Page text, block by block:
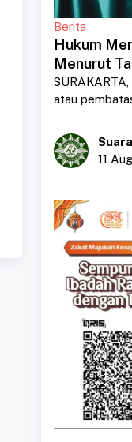
Berita
Hukum
Menurut
atau
11